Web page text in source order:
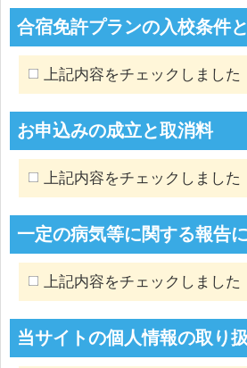
合宿免許プランの入校条件
上記内容をチェックしました
お申込みの成立と取消料
上記内容をチェックしました
一定の病気等に関する報告
上記内容をチェックしました
当サイトの個人情報の取り